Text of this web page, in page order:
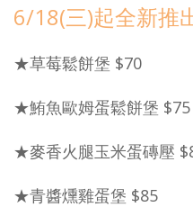
6/18(三)起全新推
★草莓鬆餅堡 $70
★鮪魚歐姆蛋鬆餅堡 $75
★麥香火腿玉米蛋磚壓
★青醬燻雞蛋堡 $85